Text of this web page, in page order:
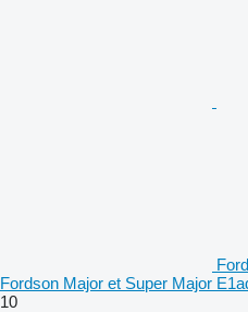
Fordson Major et Super Major
10